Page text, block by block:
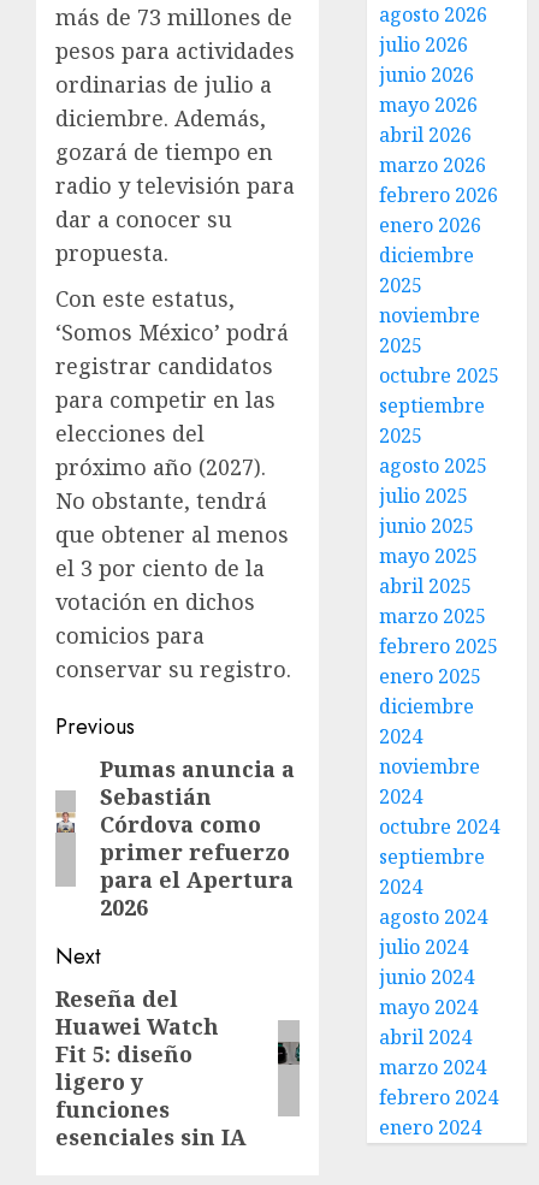
más de 73 millones de
pesos para actividades
ordinarias de julio a
diciembre. Además,
gozará de tiempo en
radio y televisión para
dar a conocer su
propuesta.
Con este estatus,
‘Somos México’ podrá
registrar candidatos
para competir en las
elecciones del
próximo año (2027).
No obstante, tendrá
que obtener al menos
el 3 por ciento de la
votación en dichos
comicios para
conservar su registro.
Previous
Pumas anuncia a
Sebastián
Córdova como
primer refuerzo
para el Apertura
2026
Next
Reseña del
Huawei Watch
Fit 5: diseño
ligero y
funciones
esenciales sin IA
agosto 2026
julio 2026
junio 2026
mayo 2026
abril 2026
marzo 2026
febrero 2026
enero 2026
diciembre
2025
noviembre
2025
octubre 2025
septiembre
2025
agosto 2025
julio 2025
junio 2025
mayo 2025
abril 2025
marzo 2025
febrero 2025
enero 2025
diciembre
2024
noviembre
2024
octubre 2024
septiembre
2024
agosto 2024
julio 2024
junio 2024
mayo 2024
abril 2024
marzo 2024
febrero 2024
enero 2024